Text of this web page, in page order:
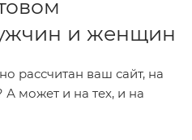
и женщин
рассчитан ваш сайт, на
может и на тех, и на